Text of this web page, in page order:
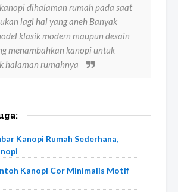
dihalaman rumah pada saat
lagi hal yang aneh Banyak
klasik modern maupun desain
menambahkan kanopi untuk
halaman rumahnya
Kanopi Rumah Sederhana,
Kanopi Cor Minimalis Motif